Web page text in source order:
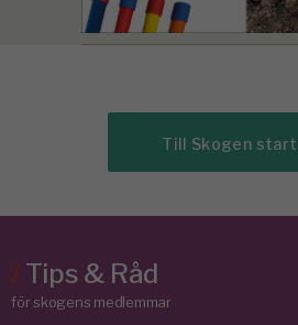
Till Skogen
/Tips & Råd
för skogens medlemmar